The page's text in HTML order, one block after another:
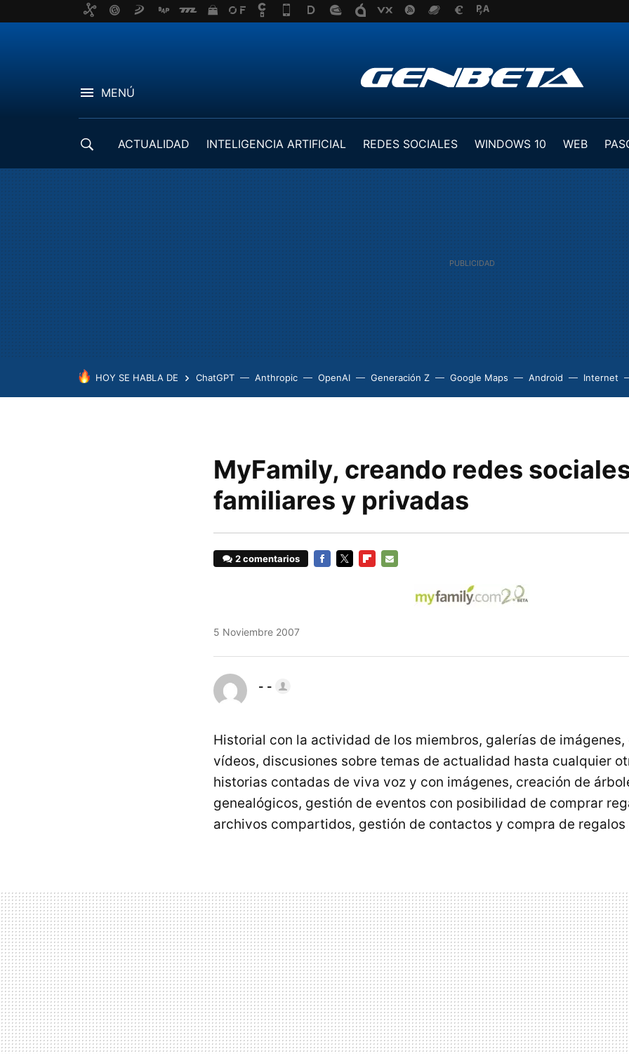
MENÚ
ACTUALIDAD INTELIGENCIA ARTIFICIAL REDES SOCIALES WINDOWS 10 WEB
HOY SE HABLA DE ChatGPT Anthropic OpenAI Generación Z Google Maps Android Internet
MyFamily, creando redes
familiares y privadas
2 comentarios
5 Noviembre 2007
- -
Historial con la actividad de los miembros, galerías de imágenes,
vídeos, discusiones sobre temas de actualidad hasta cualquier
historias contadas de viva voz y con imágenes, creación de
genealógicos, gestión de eventos con posibilidad de comprar
archivos compartidos, gestión de contactos y compra de regalos